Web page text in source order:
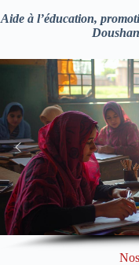
Aide à l’éducation,
Nos